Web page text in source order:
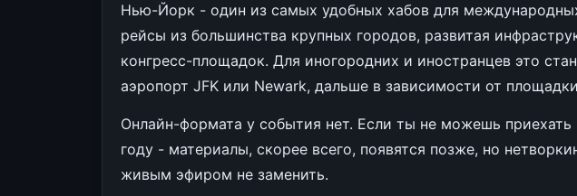
Нью-Йорк - один из самых удобных хабов для
рейсы из большинства крупных городов, развитая
конгресс-площадок. Для иногородних и иностранцев это
аэропорт JFK или Newark, дальше в зависимости от
Онлайн-формата у события нет. Если ты не можешь
году - материалы, скорее всего, появятся позже, но
живым эфиром не заменить.